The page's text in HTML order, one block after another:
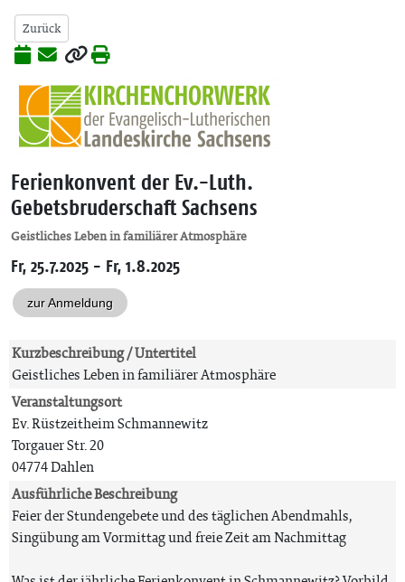
Zurück
Ferienkonvent der Ev.-Luth.
Gebetsbruderschaft Sachsens
Geistliches Leben in familiärer Atmosphäre
Fr, 25.7.2025 - Fr, 1.8.2025
zur Anmeldung
Kurzbeschreibung / Untertitel
Geistliches Leben in familiärer Atmosphäre
Veranstaltungsort
Ev. Rüstzeitheim Schmannewitz
Torgauer Str. 20
04774 Dahlen
Ausführliche Beschreibung
Feier der Stundengebete und des täglichen Abendmahls,
Singübung am Vormittag und freie Zeit am Nachmittag